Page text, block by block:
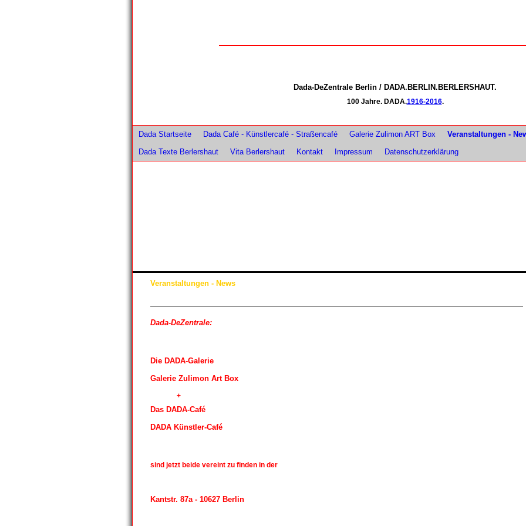
Dada-DeZentrale Berlin / DADA.BERLIN.BERLERSHAUT.
100 Jahre. DADA.1916-2016.
Dada Startseite Dada Café - Künstlercafé - Straßencafé Galerie Zulimon ART Box Veranstaltungen -
Dada Texte Berlershaut
Vita Berlershaut Kontakt Impressum Datenschutzerklärung
Veranstaltungen - News
Dada-DeZentrale:
Die DADA-Galerie
Galerie Zulimon Art Box
+
Das DADA-Café
DADA Künstler-Café
sind jetzt beide vereint zu finden in der
Kantstr. 87a - 10627 Berlin